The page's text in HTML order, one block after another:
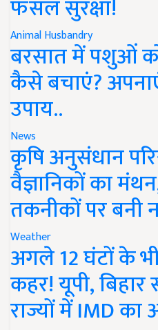
फसल सुरक्षा!
Animal Husbandry
बरसात में पशुओं
कैसे बचाएं?
उपाय..
News
कृषि अनुसंधान
वैज्ञानिकों का
तकनीकों पर बनी
Weather
अगले 12 घंटों के
कहर! यूपी,
राज्यों में IMD